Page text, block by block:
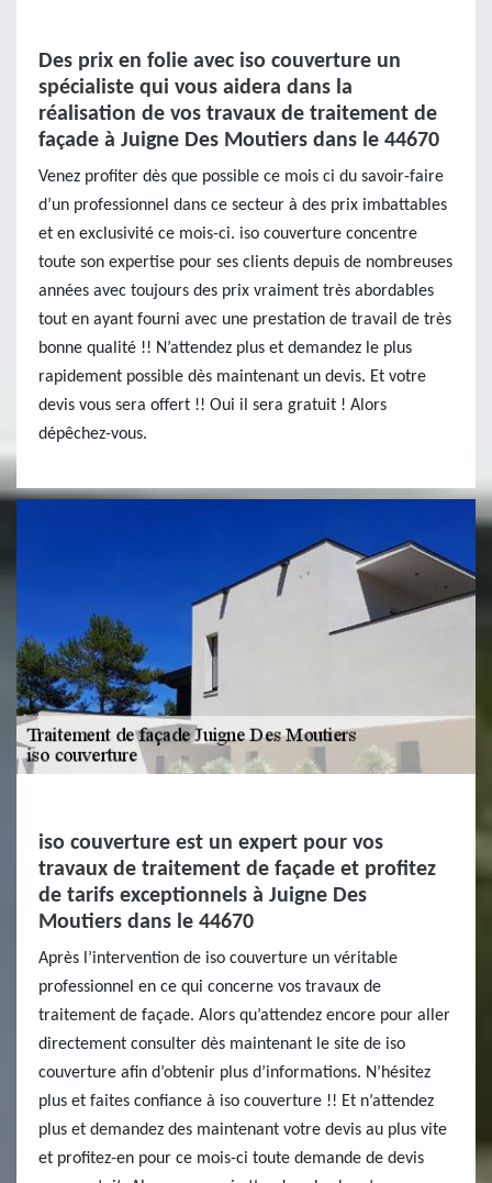
Des prix en folie avec iso couverture un
spécialiste qui vous aidera dans la
réalisation de vos travaux de traitement de
façade à Juigne Des Moutiers dans le 44670
Venez profiter dès que possible ce mois ci du savoir-faire
d’un professionnel dans ce secteur à des prix imbattables
et en exclusivité ce mois-ci. iso couverture concentre
toute son expertise pour ses clients depuis de nombreuses
années avec toujours des prix vraiment très abordables
tout en ayant fourni avec une prestation de travail de très
bonne qualité !! N’attendez plus et demandez le plus
rapidement possible dès maintenant un devis. Et votre
devis vous sera offert !! Oui il sera gratuit ! Alors
dépêchez-vous.
iso couverture est un expert pour vos
travaux de traitement de façade et profitez
de tarifs exceptionnels à Juigne Des
Moutiers dans le 44670
Après l’intervention de iso couverture un véritable
professionnel en ce qui concerne vos travaux de
traitement de façade. Alors qu’attendez encore pour aller
directement consulter dès maintenant le site de iso
couverture afin d’obtenir plus d’informations. N’hésitez
plus et faites confiance à iso couverture !! Et n’attendez
plus et demandez des maintenant votre devis au plus vite
et profitez-en pour ce mois-ci toute demande de devis